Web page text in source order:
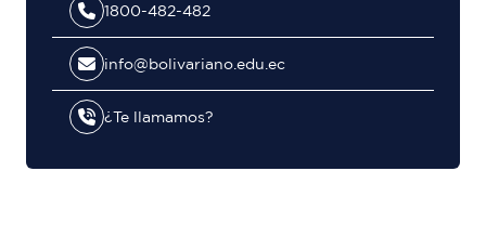
1800-482-482
info@bolivariano.edu.ec
¿Te llamamos?